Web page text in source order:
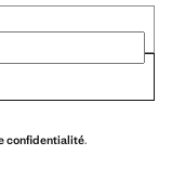
confidentialité.